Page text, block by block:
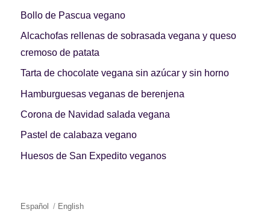
Bollo de Pascua vegano
Alcachofas rellenas de sobrasada vegana y queso
cremoso de patata
Tarta de chocolate vegana sin azúcar y sin horno
Hamburguesas veganas de berenjena
Corona de Navidad salada vegana
Pastel de calabaza vegano
Huesos de San Expedito veganos
Español English